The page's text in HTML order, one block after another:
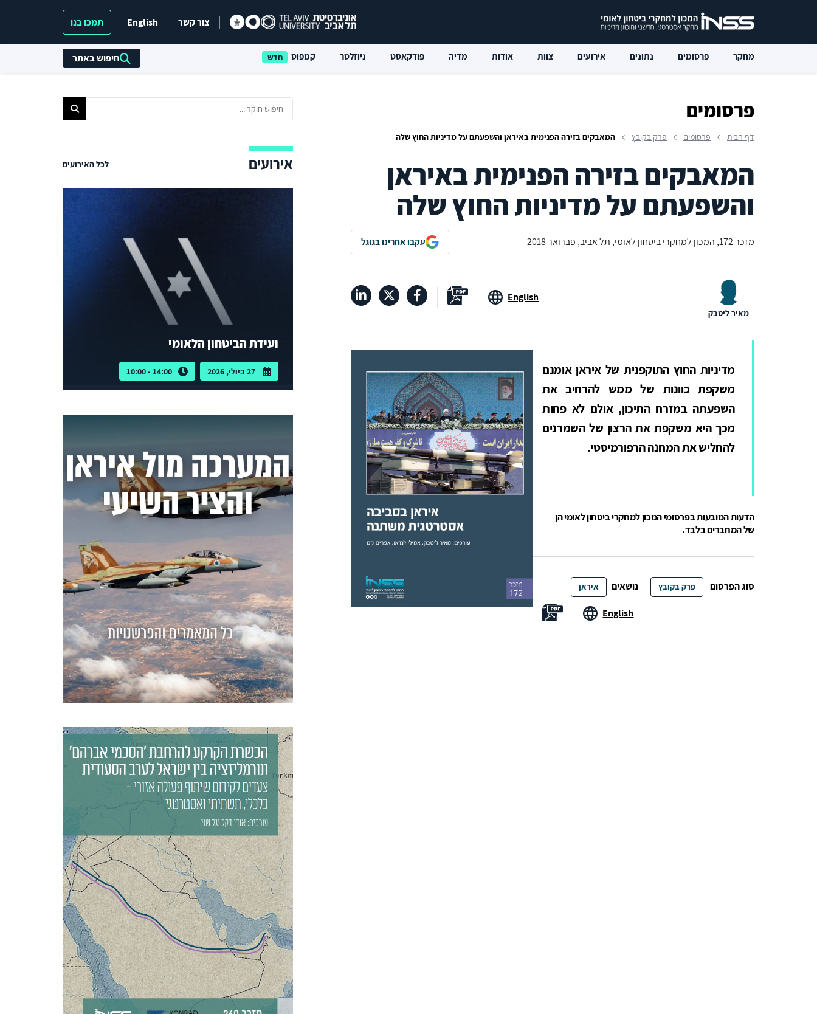
צור קשר English תמכו בנו
מחקר פרסומים נתונים אירועים צוות אודות מדיה פודקאסט ניוזלטר קמפוס חיפוש באתר
פרסומים
דף הבית פרסומים פרק בקובץ המאבקים בזירה הפנימית באיראן והשפעתם על מדיניות החוץ שלה
המאבקים בזירה הפנימית באיראן
והשפעתם על מדיניות החוץ שלה
מזכר 172, המכון למחקרי ביטחון לאומי, תל אביב, פברואר 2018 עקבו אחרינו בגוגל
English
מאיר ליטבק
מדיניות החוץ התוקפנית של איראן אומנם
משקפת כוונות של ממש להרחיב את
השפעתה במזרח התיכון, אולם לא פחות
מכך היא משקפת את הרצון של השמרנים
להחליש את המחנה הרפורמיסטי.
הדעות המובעות בפרסומי המכון למחקרי ביטחון לאומי הן
של המחברים בלבד.
סוג הפרסום פרק בקובץ נושאים איראן
English
אירועים לכל האירועים
ועידת הביטחון הלאומי
27 ביולי, 2026 14:00 - 10:00